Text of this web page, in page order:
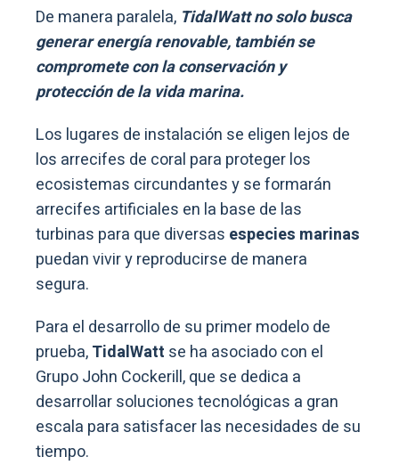
De manera paralela, TidalWatt no solo busca
generar energía renovable, también se
compromete con la conservación y
protección de la vida marina.
Los lugares de instalación se eligen lejos de
los arrecifes de coral para proteger los
ecosistemas circundantes y se formarán
arrecifes artificiales en la base de las
turbinas para que diversas especies marinas
puedan vivir y reproducirse de manera
segura.
Para el desarrollo de su primer modelo de
prueba,TidalWatt se ha asociado con el
Grupo John Cockerill, que se dedica a
desarrollar soluciones tecnológicas a gran
escala para satisfacer las necesidades de su
tiempo.